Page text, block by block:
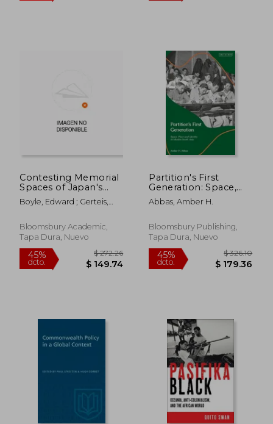
Contesting Memorial
Spaces of Japan's
Empire (en Inglés)
Boyle, Edward ; Gerteis,
Bloomsbury Academic,
Tapa Dura, Nuevo
Partition's First
Generation: Space,
Place, and Identity in
Muslim South Asia
Abbas, Amber H.
Bloomsbury Publishing,
Tapa Dura, Nuevo